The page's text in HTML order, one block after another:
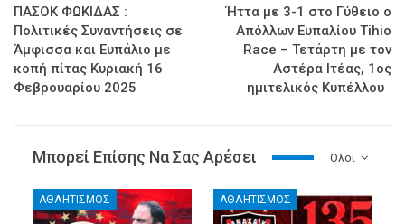
ΠΑΣΟΚ ΦΩΚΙΔΑΣ :
Πολιτικές Συναντήσεις σε
Άμφισσα και Ευπάλιο με
κοπή πίτας Κυριακή 16
Φεβρουαρίου 2025
Ήττα με 3-1 στο Γύθειο ο
Απόλλων Ευπαλίου Tihio
Race – Τετάρτη με τον
Αστέρα Ιτέας, 1ος
ημιτελικός Κυπέλλου
Ολοι
Μπορεί Επίσης Να Σας Αρέσει
ΑΘΛΗΤΙΣΜΟΣ ΑΘΛΗΤΙΣΜΟΣ